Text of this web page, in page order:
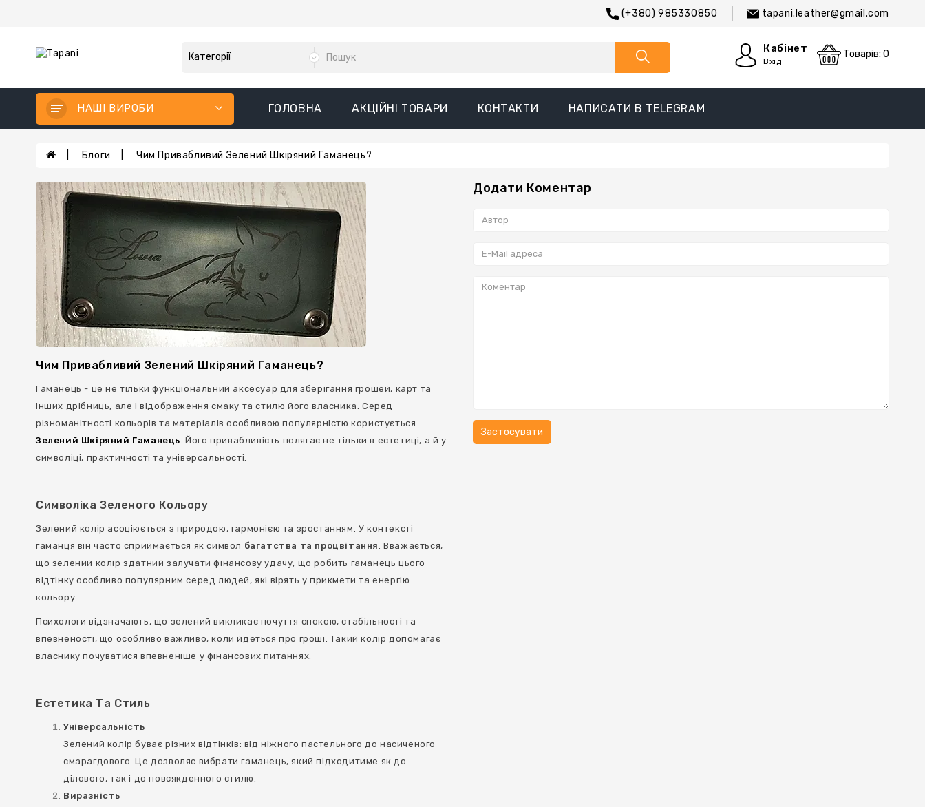
(+380) 985330850 tapani.leather@gmail.com
Кабінет
Вхід
Товарів: 0
НАШІ ВИРОБИ ГОЛОВНА АКЦІЙНІ ТОВАРИ КОНТАКТИ НАПИСАТИ В TELEGRAM
Блоги Чим Привабливий Зелений Шкіряний Гаманець?
Чим Привабливий Зелений Шкіряний Гаманець?
Гаманець - це не тільки функціональний аксесуар для зберігання грошей, карт та
інших дрібниць, але і відображення смаку та стилю його власника. Серед
різноманітності кольорів та матеріалів особливою популярністю користується
Зелений Шкіряний Гаманець . Його привабливість полягає не тільки в естетиці, а й у
символіці, практичності та універсальності.
Символіка Зеленого Кольору
Зелений колір асоціюється з природою, гармонією та зростанням. У контексті
гаманця він часто сприймається як символ багатства та процвітання . Вважається,
що зелений колір здатний залучати фінансову удачу, що робить гаманець цього
відтінку особливо популярним серед людей, які вірять у прикмети та енергію
кольору.
Психологи відзначають, що зелений викликає почуття спокою, стабільності та
впевненості, що особливо важливо, коли йдеться про гроші. Такий колір допомагає
власнику почуватися впевненіше у фінансових питаннях.
Естетика Та Стиль
Універсальність
Зелений колір буває різних відтінків: від ніжного пастельного до насиченого
смарагдового. Це дозволяє вибрати гаманець, який підходитиме як до
ділового, так і до повсякденного стилю.
Виразність
Додати Коментар